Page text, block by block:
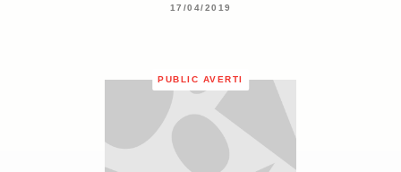
17/04/2019
PUBLIC AVERTI